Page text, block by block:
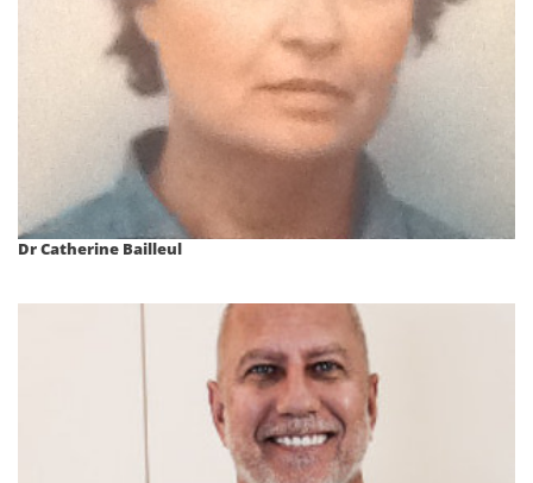
Dr Catherine Bailleul